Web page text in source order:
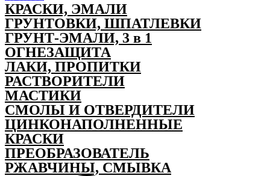
КРАСКИ, ЭМАЛИ
ГРУНТОВКИ, ШПАТЛЕВКИ
ГРУНТ-ЭМАЛИ, 3 в 1
ОГНЕЗАЩИТА
ЛАКИ, ПРОПИТКИ
РАСТВОРИТЕЛИ
МАСТИКИ
СМОЛЫ И ОТВЕРДИТЕЛИ
ЦИНКОНАПОЛНЕННЫЕ
КРАСКИ
ПРЕОБРАЗОВАТЕЛЬ
РЖАВЧИНЫ, СМЫВКА